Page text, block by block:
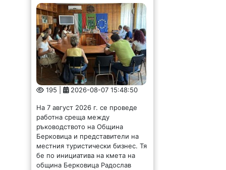
195 | 2026-08-07 15:48:50
На 7 август 2026 г. се проведе
работна среща между
ръководството на Община
Берковица и представители на
местния туристически бизнес. Тя
бе по инициатива на кмета на
община Берковица Радослав